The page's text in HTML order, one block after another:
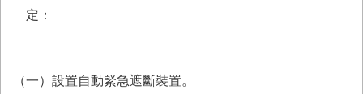
定：
（一）設置自動緊急遮斷裝置。